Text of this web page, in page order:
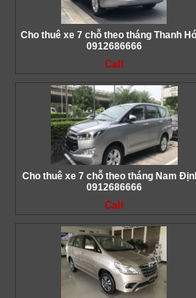
Cho thuê xe 7 chỗ theo tháng Thanh
0912686666
Call
Cho thuê xe 7 chỗ theo tháng Nam
0912686666
Call